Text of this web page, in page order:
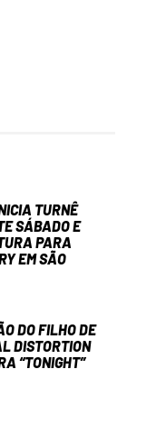
TURNÊ
SÁBADO E
PARA
EM SÃO
DO FILHO DE
DISTORTION
“TONIGHT”